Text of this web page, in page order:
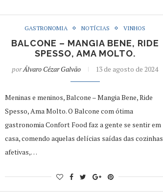
GASTRONOMIA NOTÍCIAS VINHOS
BALCONE – MANGIA BENE, RIDE
SPESSO, AMA MOLTO.
porÁlvaro Cézar Galvão 13 de agosto de 2024
Meninas e meninos, Balcone – Mangia Bene, Ride
Spesso, Ama Molto. O Balcone com ótima
gastronomia Confort Food faz a gente se sentir em
casa, comendo aquelas delícias saídas das cozinhas
afetivas,…